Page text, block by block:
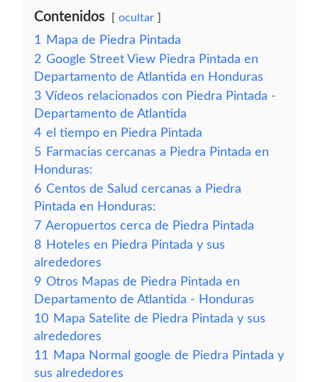
Contenidos ocultar
1
Mapa de Piedra Pintada
2 Google Street View Piedra Pintada en
Departamento de Atlantida en Honduras
3 Vídeos relacionados con Piedra Pintada -
Departamento de Atlantida
4 el tiempo en Piedra Pintada
5 Farmacias cercanas a Piedra Pintada en
Honduras:
6 Centos de Salud cercanas a Piedra
Pintada en Honduras:
7 Aeropuertos cerca de Piedra Pintada
8 Hoteles en Piedra Pintada y sus
alrededores
9 Otros Mapas de Piedra Pintada en
Departamento de Atlantida - Honduras
10 Mapa Satelite de Piedra Pintada y sus
alrededores
11
Mapa Normal google de Piedra Pintada y
sus alrededores